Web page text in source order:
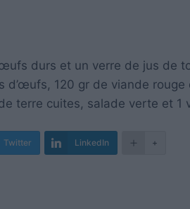
durs et un verre de jus de
d’œufs, 120 gr de viande
terre cuites, salade verte et 1
Twitter LinkedIn +